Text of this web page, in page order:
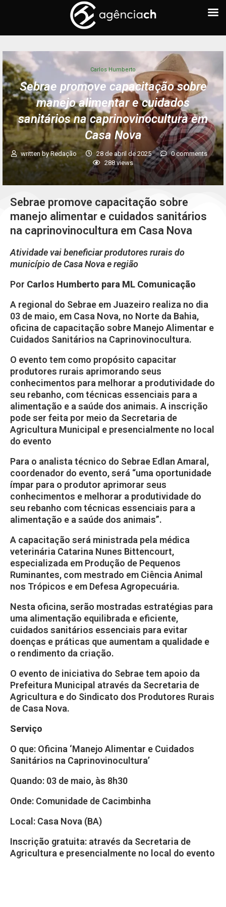
Carlos Humberto
Sebrae promove capacitação sobre
manejo alimentar e cuidados
sanitários na caprinovinocultura em
Casa Nova
written byRedação 28 de abril de 2025
0 comments
288views
Sebrae promove capacitação sobre
manejo alimentar e cuidados sanitários
na caprinovinocultura em Casa Nova
Atividade vai beneficiar produtores rurais do
município de Casa Nova e região
Por Carlos Humberto para ML Comunicação
A regional do Sebrae em Juazeiro realiza no dia
03 de maio, em Casa Nova, no Norte da Bahia,
oficina de capacitação sobre Manejo Alimentar e
Cuidados Sanitários na Caprinovinocultura.
O evento tem como propósito capacitar
produtores rurais aprimorando seus
conhecimentos para melhorar a produtividade do
seu rebanho, com técnicas essenciais para a
alimentação e a saúde dos animais. A inscrição
pode ser feita por meio da Secretaria de
Agricultura Municipal e presencialmente no local
do evento
Para o analista técnico do Sebrae Edlan Amaral,
coordenador do evento, será “uma oportunidade
ímpar para o produtor aprimorar seus
conhecimentos e melhorar a produtividade do
seu rebanho com técnicas essenciais para a
alimentação e a saúde dos animais”.
A capacitação será ministrada pela médica
veterinária Catarina Nunes Bittencourt,
especializada em Produção de Pequenos
Ruminantes, com mestrado em Ciência Animal
nos Trópicos e em Defesa Agropecuária.
Nesta oficina, serão mostradas estratégias para
uma alimentação equilibrada e eficiente,
cuidados sanitários essenciais para evitar
doenças e práticas que aumentam a qualidade e
o rendimento da criação.
O evento de iniciativa do Sebrae tem apoio da
Prefeitura Municipal através da Secretaria de
Agricultura e do Sindicato dos Produtores Rurais
de Casa Nova.
Serviço
O que: Oficina ‘Manejo Alimentar e Cuidados
Sanitários na Caprinovinocultura’
Quando: 03 de maio, às 8h30
Onde: Comunidade de Cacimbinha
Local: Casa Nova (BA)
Inscrição gratuita: através da Secretaria de
Agricultura e presencialmente no local do evento